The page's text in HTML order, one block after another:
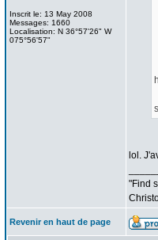
Inscrit le: 13 May 2008
Messages: 1660
Localisation: N 36°57'26" W
075°56'57"
lol.
"Find
Revenir en haut de page